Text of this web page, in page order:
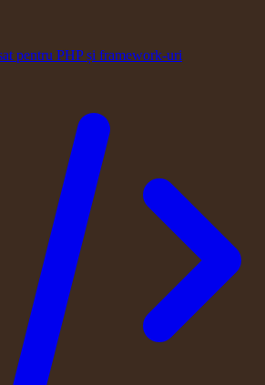
pentru PHP și framework-uri